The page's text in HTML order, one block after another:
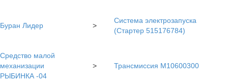
Буран Лидер >
Система электрозапуска
(Стартер 515176784)
Средство малой
механизации
РЫБИНКА -04
> Трансмиссия М10600300